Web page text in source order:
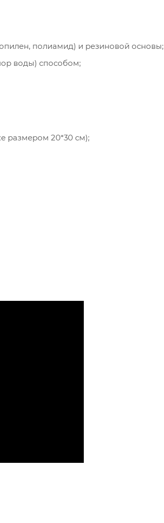
полиамид) и резиновой основы;
воды) способом;
размером 20*30 см);